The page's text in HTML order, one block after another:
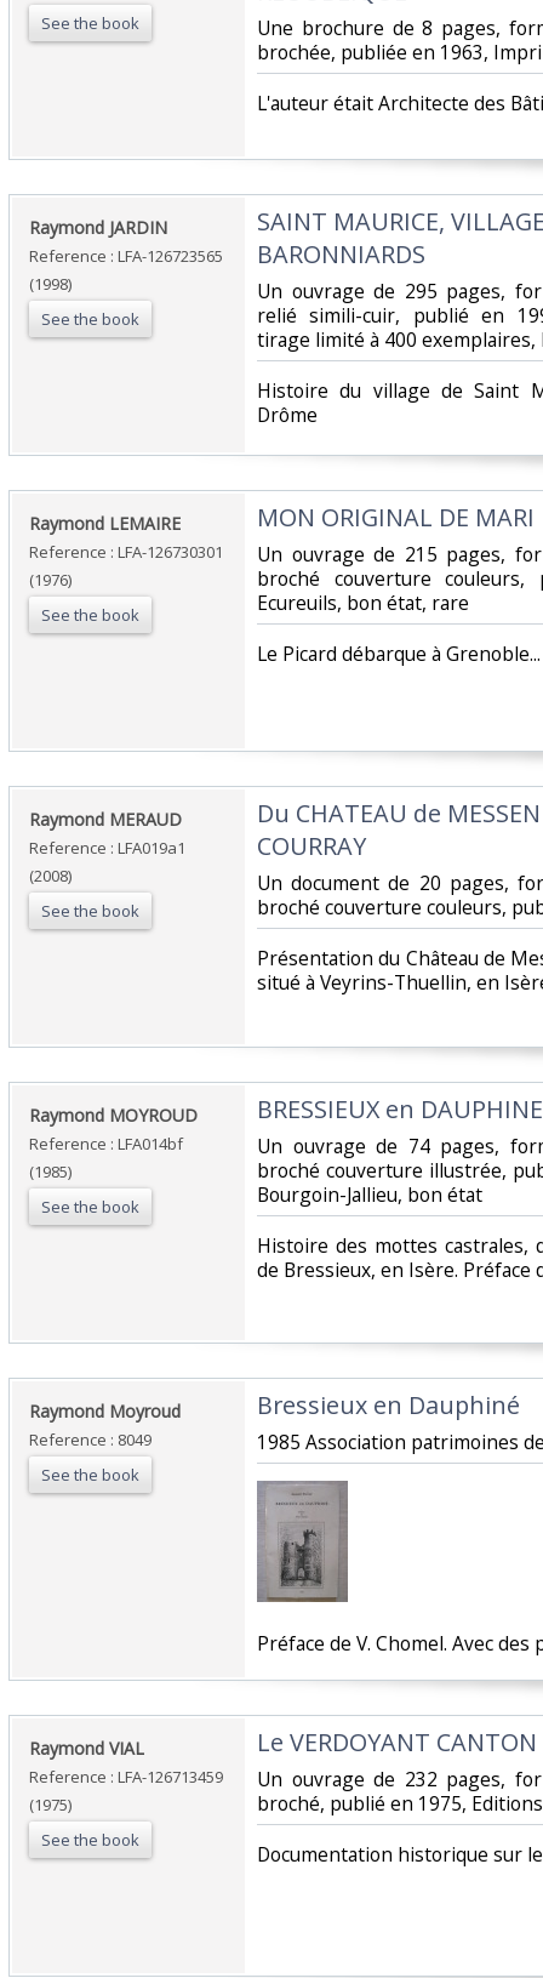
See the book
‎Une brochure de 8 pages,
brochée, publiée en 1963,
‎L'auteur était Architecte des
‎Raymond JARDIN‎
Reference : LFA-126723565
(1998)
See the book
‎SAINT MAURICE,
BARONNIARDS‎
‎Un ouvrage de 295 pages,
relié simili-cuir, publié en
tirage limité à 400
‎Histoire du village de Saint
Drôme‎
‎Raymond LEMAIRE‎
Reference : LFA-126730301
(1976)
See the book
‎MON ORIGINAL DE MARI‎
‎Un ouvrage de 215 pages,
broché couverture
Ecureuils, bon état, rare‎
‎Le Picard débarque à Grenoble...‎
‎Raymond MERAUD‎
Reference : LFA019a1
(2008)
See the book
‎Du CHATEAU de
COURRAY‎
‎Un document de 20 pages,
broché couverture couleurs,
‎Présentation du Château de
situé à Veyrins-Thuellin, en
‎Raymond MOYROUD‎
Reference : LFA014bf
(1985)
See the book
‎BRESSIEUX en DAUPHINE‎
‎Un ouvrage de 74 pages,
broché couverture illustrée,
Bourgoin-Jallieu, bon état‎
‎Histoire des mottes castrales,
de Bressieux, en Isère. Préface
‎Raymond Moyroud‎
Reference : 8049
See the book
‎Bressieux en Dauphiné‎
‎1985 Association patrimoines
‎Préface de V. Chomel. Avec
‎Raymond VIAL‎
Reference : LFA-126713459
(1975)
See the book
‎Le VERDOYANT
‎Un ouvrage de 232 pages,
broché, publié en 1975,
‎Documentation historique sur